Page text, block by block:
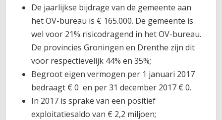
De jaarlijkse bijdrage van de gemeente aan
het OV-bureau is € 165.000. De gemeente is
wel voor 21% risicodragend in het OV-bureau.
De provincies Groningen en Drenthe zijn dit
voor respectievelijk 44% en 35%;
Begroot eigen vermogen per 1 januari 2017
bedraagt € 0 en per 31 december 2017 € 0.
In 2017 is sprake van een positief
exploitatiesaldo van € 2,2 miljoen;